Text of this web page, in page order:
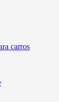
carros